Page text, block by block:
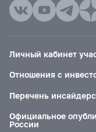
Личный кабинет
Отношения с
Перечень
Официальное
России